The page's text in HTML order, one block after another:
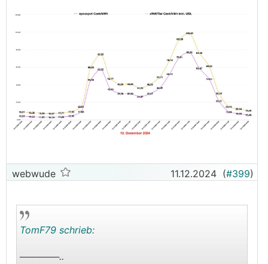
webwude 11.12.2024 (#399)
TomF79 schrieb:
──────..